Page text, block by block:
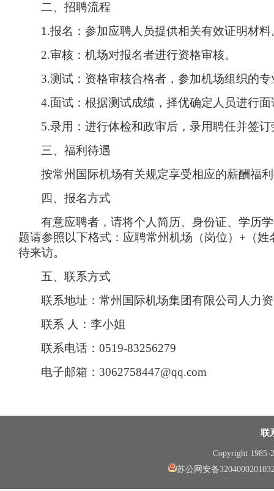
二、招聘流程
1.报名：参加应聘人员提供相关有效证明材料
2.审核：机场对报名者进行资格审核。
3.测试：资格审核合格者，参加机场组织的
4.面试：根据测试成绩，择优确定人员进行面
5.录用：进行体检和政审后，录用聘任并签
三、福利待遇
按常州国际机场有关规定享受相应的薪酬福
四、报名方式
有意应聘者，请将个人简历、身份证、学历
题请参照以下格式：应聘常州机场（岗位） + （
待来访。
五、联系方式
联系地址：常州国际机场集团有限公司人力
联系 人：李小姐
联系电话：0519-83256279
电子邮箱： 3062758447@qq.com
联
Copyright 1985-
苏公网安备